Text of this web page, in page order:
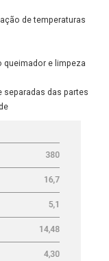
detemperaturas
queimador e limpeza
separadas das partes